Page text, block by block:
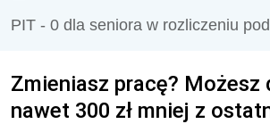
PIT - 0 dla seniora w rozliczeniu
Zmieniasz pracę? Możesz
nawet 300 zł mniej z